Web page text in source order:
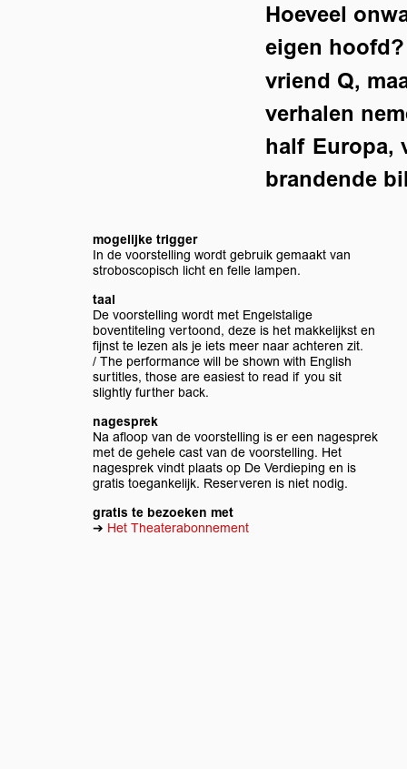
Hoeveel
eigen
vriend Q,
verhalen
half Europa,
brandende
mogelijke trigger
In de voorstelling wordt gebruik gemaakt van
stroboscopisch licht en felle lampen.
taal
De voorstelling wordt met Engelstalige
boventiteling vertoond, deze is het makkelijkst en
fijnst te lezen als je iets meer naar achteren zit.
/ The performance will be shown with English
surtitles, those are easiest to read if you sit
slightly further back.
nagesprek
Na afloop van de voorstelling is er een nagesprek
met de gehele cast van de voorstelling. Het
nagesprek vindt plaats op De Verdieping en is
gratis toegankelijk. Reserveren is niet nodig.
gratis te bezoeken met
➔ Het Theaterabonnement